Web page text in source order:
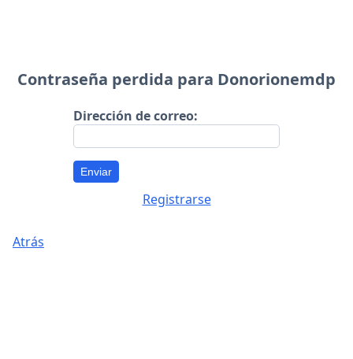
Contraseña perdida para Donorionemdp
Dirección de correo:
Enviar
Registrarse
Atrás